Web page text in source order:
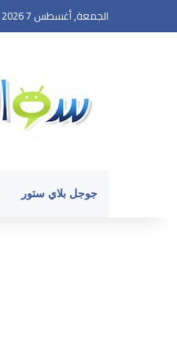
الجمعة, أغسطس 7 2026
جوجل بلاي ستور